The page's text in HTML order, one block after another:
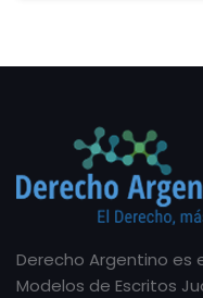
Derecho Argentino es
Modelos de Escritos